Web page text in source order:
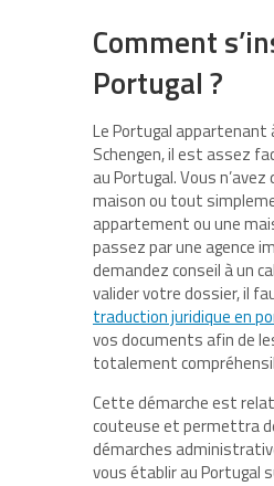
Comment
Portugal ?
Le Portugal appartenant
Schengen, il est assez
au Portugal. Vous n’avez
maison ou tout
appartement ou une
passez par une agence
demandez conseil à un
valider votre dossier, il
traduction juridique en
vos documents afin de
totalement
Cette démarche est
couteuse et permettra
démarches
vous établir au Portugal